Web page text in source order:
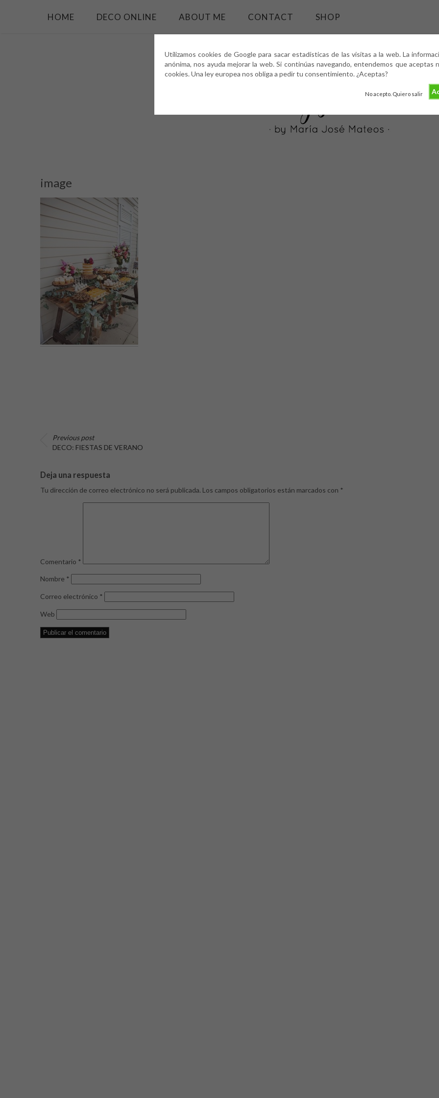
Utilizamos cookies de Google para sacar estadísticas de las visitas a la web. La
anónima, nos ayuda mejorar la web. Si continúas navegando, entendemos que aceptas
cookies. Una ley europea nos obliga a pedir tu consentimiento. ¿Aceptas?
No acepto. Quiero salir
HOME DECO ONLINE ABOUT ME CONTACT SHOP
image
Previous post
DECO: FIESTAS DE VERANO
Deja una respuesta
Tu dirección de correo electrónico no será publicada. Los campos obligatorios están marcados con *
Comentario *
Nombre *
Correo electrónico *
Web